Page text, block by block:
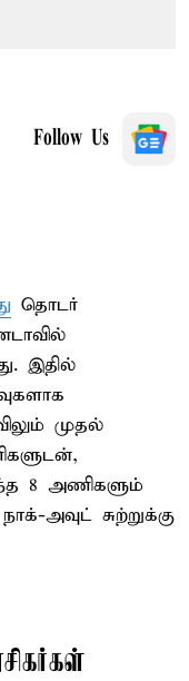
Follow Us
தொடர்
இதில்
முதல்
8 அணிகளும்
அவுட் சுற்றுக்கு